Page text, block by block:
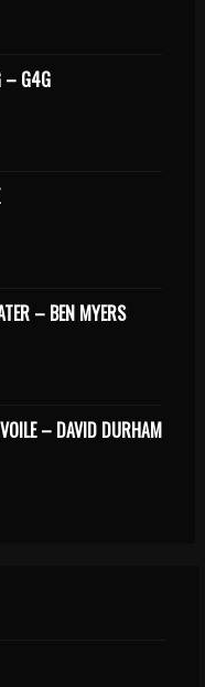
– G4G
– BEN MYERS
– DAVID DURHAM